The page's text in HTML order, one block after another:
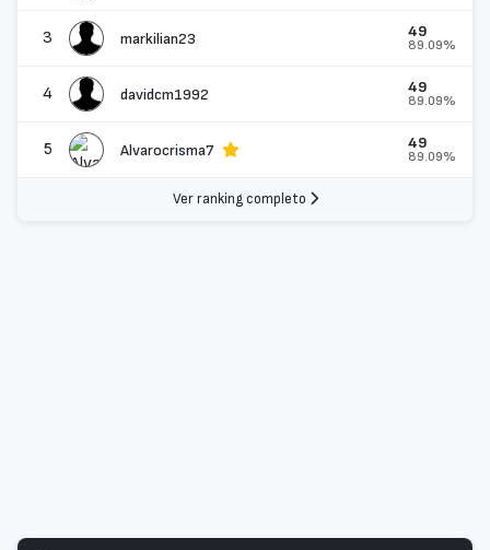
3 markilian23 49
89.09%
4 davidcm1992 49
89.09%
5 Alvarocrisma7 49
89.09%
Ver ranking completo